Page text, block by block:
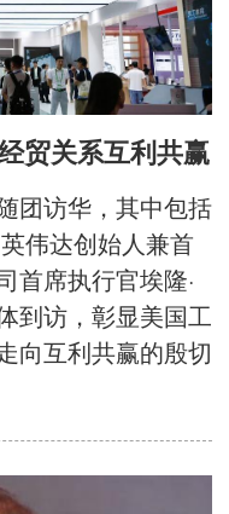
贸关系互利共赢
团访华，其中包括
伟达创始人兼首
首席执行官埃隆·
到访，彰显美国工
向互利共赢的殷切